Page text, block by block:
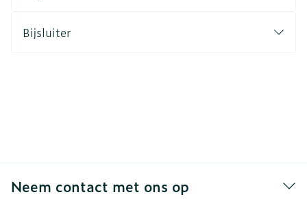
Bijsluiter
Neem contact met ons op